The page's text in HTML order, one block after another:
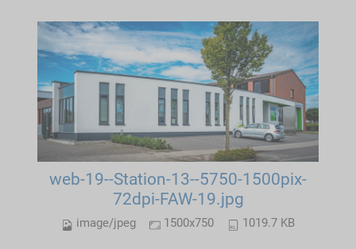
web-19--Station-13--5750-1500pix-
72dpi-FAW-19.jpg
image/jpeg 1500x750 1019.7 KB